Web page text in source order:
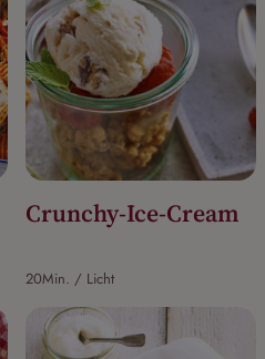
Crunchy-Ice-Cream
20Min. / Licht